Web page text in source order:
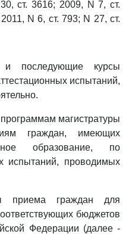
ст. 3616; 2009, N 7, ст.
N 6, ст. 793; N 27, ст.
последующие курсы
испытаний,
магистратуры
граждан, имеющих
образование, по
испытаний, проводимых
приема граждан для
бюджетов
Федерации (далее -